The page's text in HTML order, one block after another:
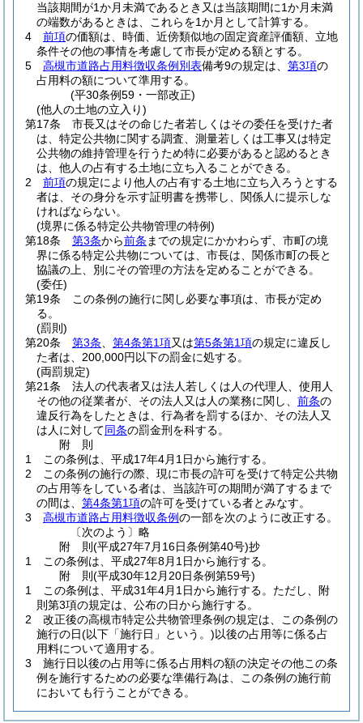
当該期間が1か月未満であるとき又は当該期間に1か月未満
の端数があるときは、これらを1か月として計算する。
4
前項の価額は、時価、近傍類似地の固定資産評価額、立地
条件その他の事情を考慮して市長が定める額とする。
5
高槻市道路占用料徴収条例別表備考9の規定は、 第3項の
占用料の額について準用する。
(平30条例59・一部改正)
(他人の土地の立入り)
第17条
市長又はその命じた者若しくはその委任を受けた者
は、特定公共物に関する調査、測量若しくは工事又は特定
公共物の維持管理を行うため特に必要があると認めるとき
は、他人の占有する土地に立ち入ることができる。
2
前項の規定により他人の占有する土地に立ち入ろうとする
者は、その身分を示す証明書を携帯し、関係人に提示しな
ければならない。
(境界に係る特定公共物管理の特例)
第18条
第3条から前条 までの規定にかかわらず、市町の境
界に係る特定公共物については、市長は、関係市町の長と
協議の上、別にその管理の方法を定めることができる。
(委任)
第19条
この条例の施行に関し必要な事項は、市長が定め
る。
(罰則)
第20条
第3条 第4条第1項又は第5条第1項の規定に違反し
た者は、200,000円以下の罰金に処する。
(両罰規定)
第21条
法人の代表者又は法人若しくは人の代理人、使用人
その他の従業者が、その法人又は人の業務に関し、 前条の
違反行為をしたときは、行為者を罰するほか、その法人又
は人に対して同条の罰金刑を科する。
附 則
1
この条例は、平成17年4月1日から施行する。
2
この条例の施行の際、現に市長の許可を受けて特定公共物
の占用等をしている者は、当該許可の期間が満了するまで
の間は、 第4条第1項の許可を受けている者とみなす。
3
高槻市道路占用料徴収条例の一部を次のように改正する。
〔次のよう〕略
附 則(平成27年7月16日条例第40号)抄
1
この条例は、平成27年8月1日から施行する。
附 則(平成30年12月20日条例第59号)
1
この条例は、平成31年4月1日から施行する。 ただし、附
則第3項の規定は、公布の日から施行する。
2
改正後の高槻市特定公共物管理条例の規定は、この条例の
施行の日(以下「施行日」という。)以後の占用等に係る占
用料について適用する。
3
施行日以後の占用等に係る占用料の額の決定その他この条
例を施行するための必要な準備行為は、この条例の施行前
においても行うことができる。